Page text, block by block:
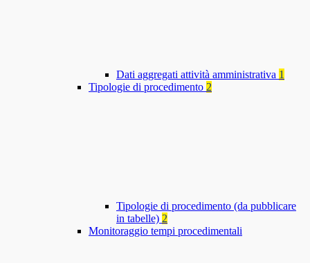
Dati aggregati attività amministrativa 1
Tipologie di procedimento 2
Tipologie di procedimento (da pubblicare
in tabelle) 2
Monitoraggio tempi procedimentali